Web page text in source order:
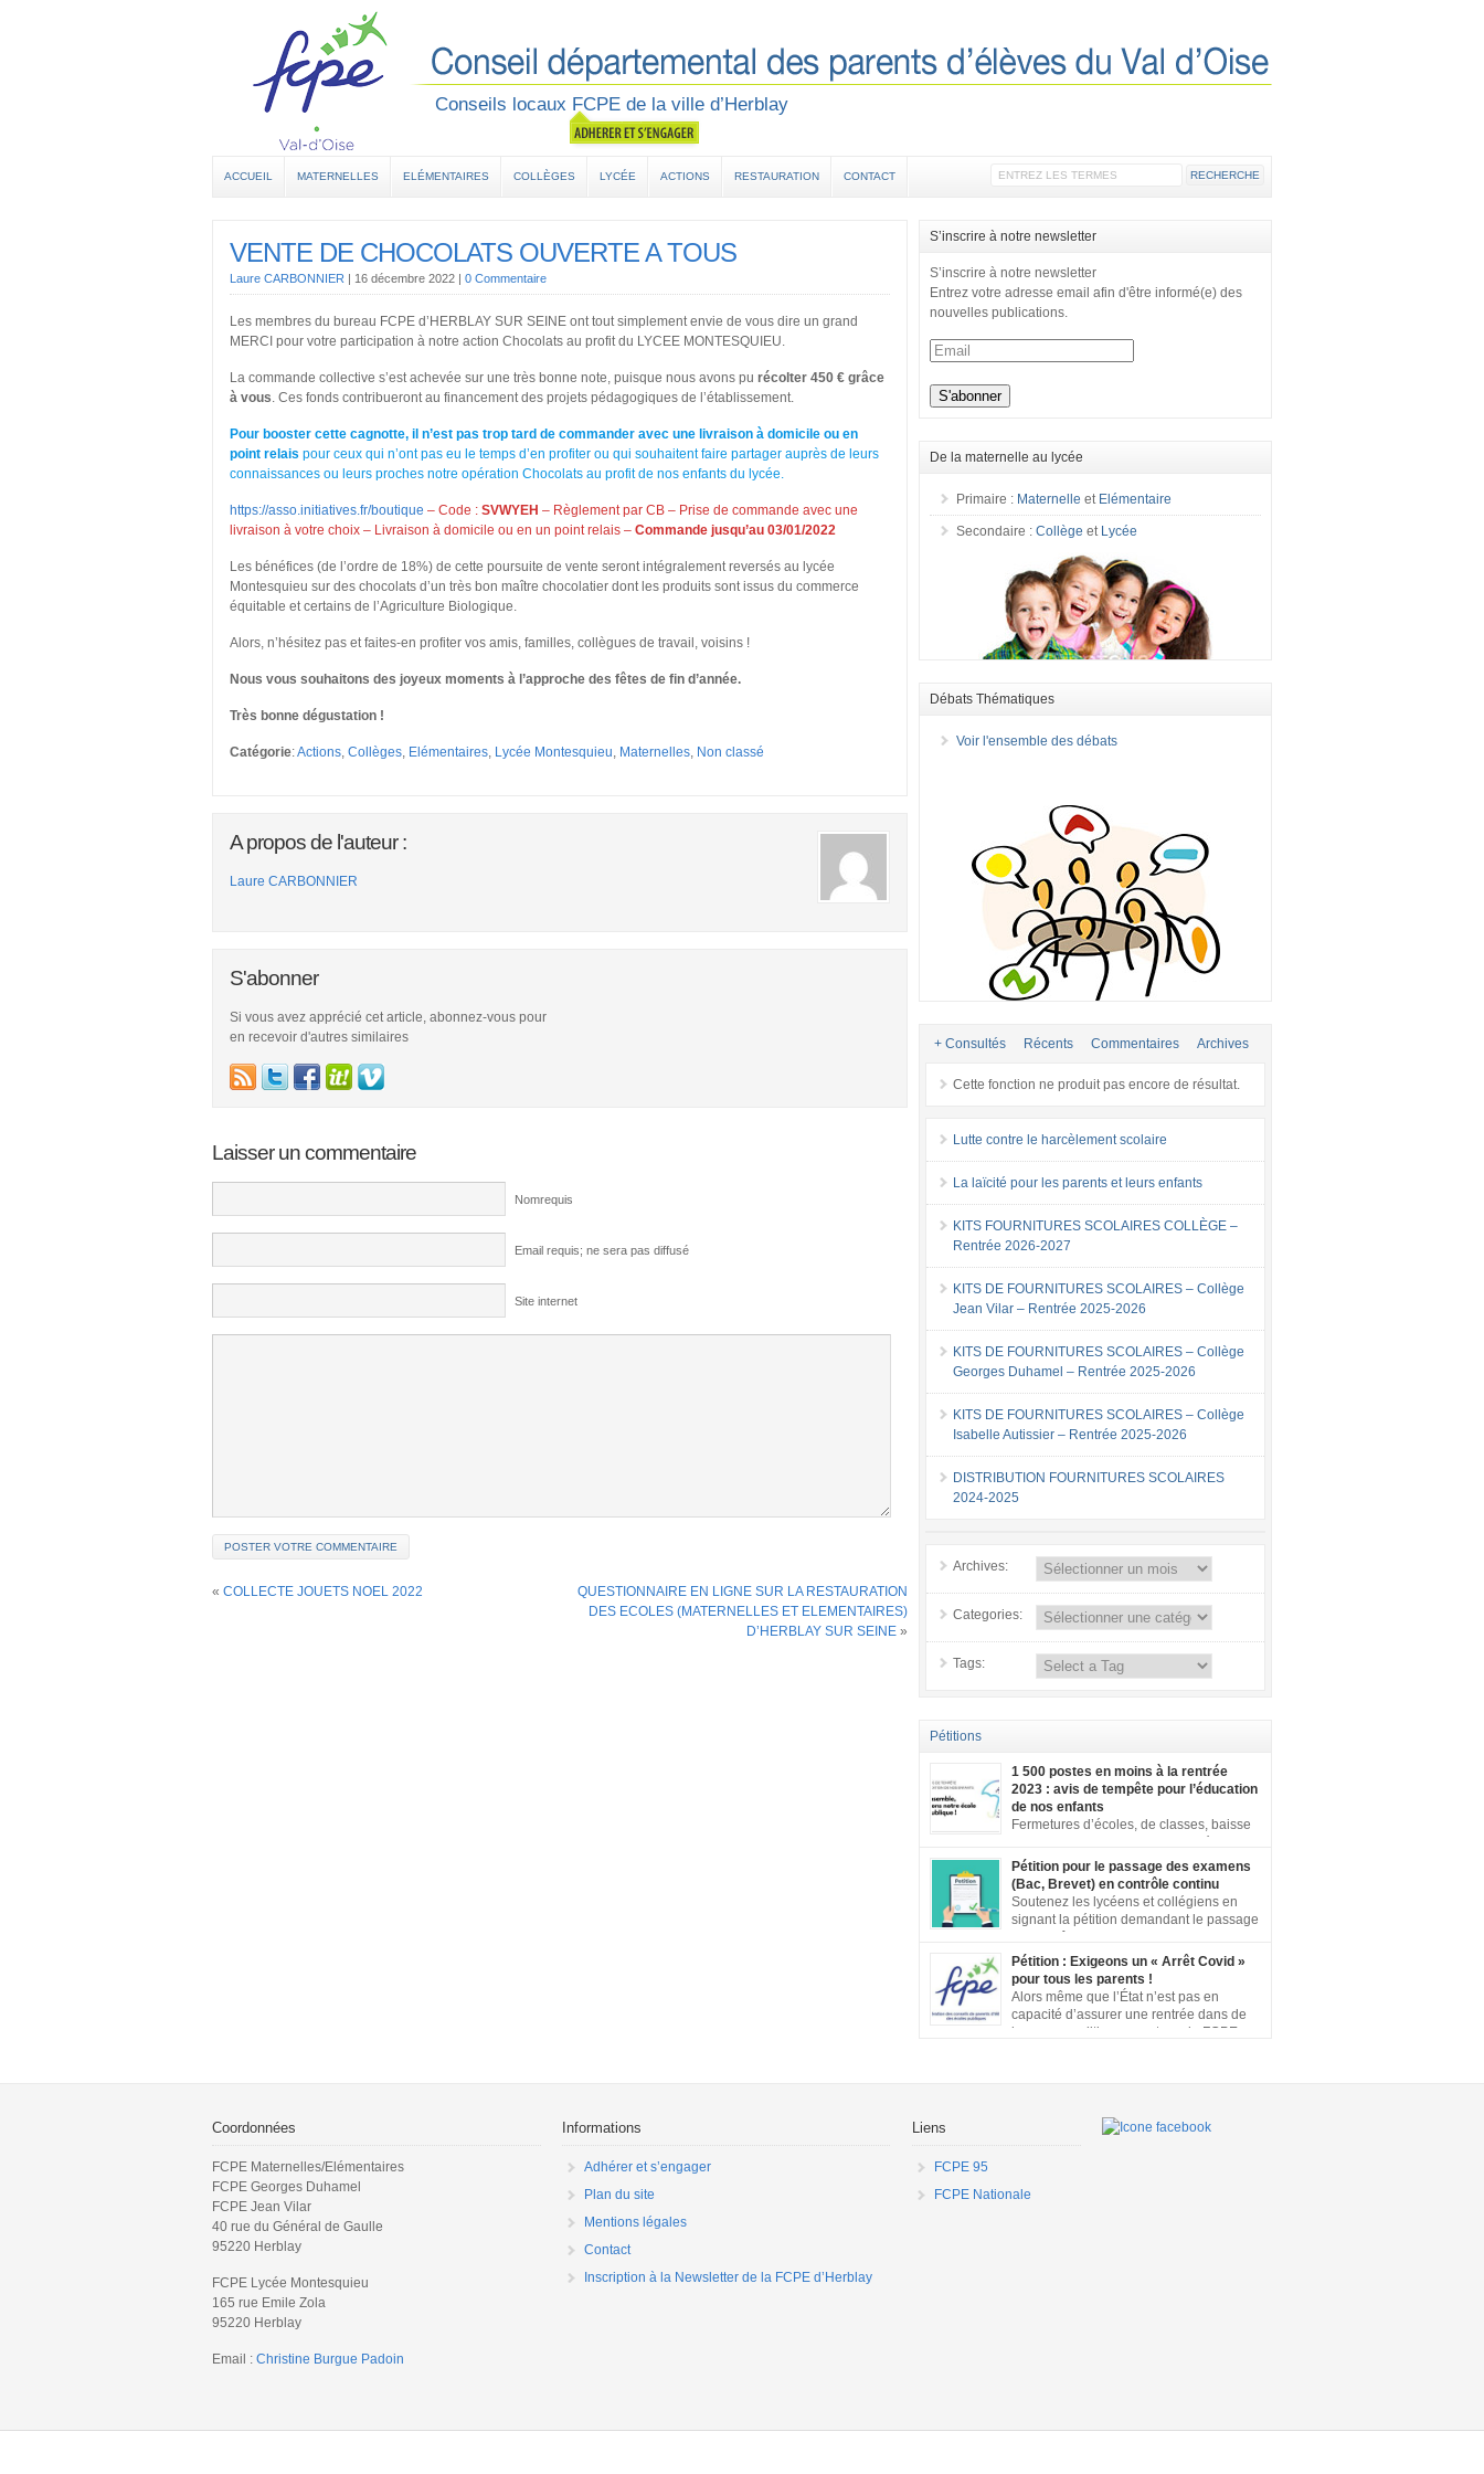
Conseils locaux FCPE de la ville d’Herblay
ACCUEIL MATERNELLES ELÉMENTAIRES COLLÈGES LYCÉE ACTIONS RESTAURATION CONTACT
VENTE DE CHOCOLATS OUVERTE A TOUS
Laure CARBONNIER | 16 décembre 2022 | 0 Commentaire
Les membres du bureau FCPE d’HERBLAY SUR SEINE ont tout simplement envie de vous dire un grand
MERCI pour votre participation à notre action Chocolats au profit du LYCEE MONTESQUIEU.
La commande collective s’est achevée sur une très bonne note, puisque nous avons pu récolter 450 € grâce
à vous. Ces fonds contribueront au financement des projets pédagogiques de l’établissement.
Pour booster cette cagnotte, il n’est pas trop tard de commander avec une livraison à domicile ou en
point relais pour ceux qui n’ont pas eu le temps d’en profiter ou qui souhaitent faire partager auprès de leurs
connaissances ou leurs proches notre opération Chocolats au profit de nos enfants du lycée.
https://asso.initiatives.fr/boutique – Code : SVWYEH – Règlement par CB – Prise de commande avec une
livraison à votre choix – Livraison à domicile ou en un point relais – Commande jusqu’au 03/01/2022
Les bénéfices (de l’ordre de 18%) de cette poursuite de vente seront intégralement reversés au lycée
Montesquieu sur des chocolats d’un très bon maître chocolatier dont les produits sont issus du commerce
équitable et certains de l’Agriculture Biologique.
Alors, n’hésitez pas et faites-en profiter vos amis, familles, collègues de travail, voisins !
Nous vous souhaitons des joyeux moments à l’approche des fêtes de fin d’année.
Très bonne dégustation !
Catégorie:Actions, Collèges, Elémentaires, Lycée Montesquieu, Maternelles, Non classé
A propos de l'auteur :
Laure CARBONNIER
S'abonner
Si vous avez apprécié cet article, abonnez-vous pour
en recevoir d'autres similaires
Laisser un commentaire
Nomrequis
Email requis; ne sera pas diffusé
Site internet
« COLLECTE JOUETS NOEL 2022
QUESTIONNAIRE EN LIGNE SUR LA RESTAURATION
DES ECOLES (MATERNELLES ET ELEMENTAIRES)
D’HERBLAY SUR SEINE »
S’inscrire à notre newsletter
S’inscrire à notre newsletter
Entrez votre adresse email afin d'être informé(e) des
nouvelles publications.
De la maternelle au lycée
Primaire : Maternelle et Elémentaire
Secondaire :Collège et Lycée
Débats Thématiques
Voir l'ensemble des débats
+ Consultés Récents Commentaires Archives
Cette fonction ne produit pas encore de résultat.
Lutte contre le harcèlement scolaire
La laïcité pour les parents et leurs enfants
KITS FOURNITURES SCOLAIRES COLLÈGE –
Rentrée 2026-2027
KITS DE FOURNITURES SCOLAIRES – Collège
Jean Vilar – Rentrée 2025-2026
KITS DE FOURNITURES SCOLAIRES – Collège
Georges Duhamel – Rentrée 2025-2026
KITS DE FOURNITURES SCOLAIRES – Collège
Isabelle Autissier – Rentrée 2025-2026
DISTRIBUTION FOURNITURES SCOLAIRES
2024-2025
Archives:
Categories:
Tags:
Pétitions
1 500 postes en moins à la rentrée
2023 : avis de tempête pour l’éducation
de nos enfants
Fermetures d’écoles, de classes, baisse
tous points du territoire, face à ces annonces
inacceptables, vos mobilisations se multiplient. Notre
société a aujourd’hui une dette de bienveillance
envers tous les enfants et adolescents de ce pays. En
effet, être un enfant ou un adolescent dans le contexte
Pétition pour le passage des examens
(Bac, Brevet) en contrôle continu
Soutenez les lycéens et collégiens en
signant la pétition demandant le passage
examens. Les inégalités territoriales et locales sont
trop importantes : établissements qui ne respectent pas
les jauges, cours en distanciel inexistants, manque de
préparation…. Vous pouvez signer la pétition ici
Pétition : Exigeons un « Arrêt Covid »
pour tous les parents !
Alors même que l’État n’est pas en
capacité d’assurer une rentrée dans de
bonnes conditions pour tous, la FCPE
Coordonnées
FCPE Maternelles/Elémentaires
FCPE Georges Duhamel
FCPE Jean Vilar
40 rue du Général de Gaulle
95220 Herblay
FCPE Lycée Montesquieu
165 rue Emile Zola
95220 Herblay
Email : Christine Burgue Padoin
Informations
Adhérer et s’engager
Plan du site
Mentions légales
Contact
Inscription à la Newsletter de la FCPE d’Herblay
Liens
FCPE 95
FCPE Nationale